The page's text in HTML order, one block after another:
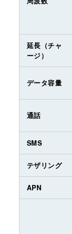
延長（チャ
ージ）
データ容量
通話
SMS
テザリング
APN